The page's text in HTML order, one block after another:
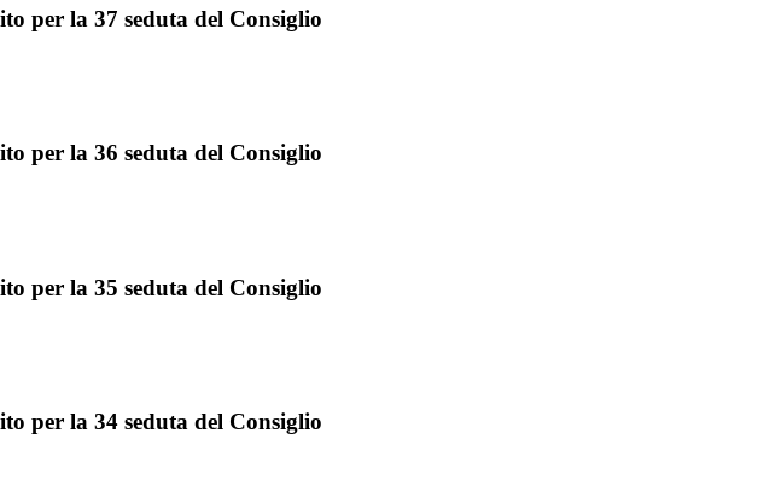
per la 37 seduta del Consiglio
per la 36 seduta del Consiglio
per la 35 seduta del Consiglio
per la 34 seduta del Consiglio